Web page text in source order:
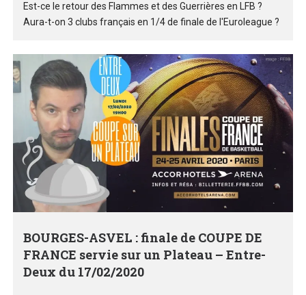
Est-ce le retour des Flammes et des Guerrières en LFB ?
Aura-t-on 3 clubs français en 1/4 de finale de l'Euroleague ?
BOURGES-ASVEL : finale de COUPE DE
FRANCE servie sur un Plateau – Entre-
Deux du 17/02/2020